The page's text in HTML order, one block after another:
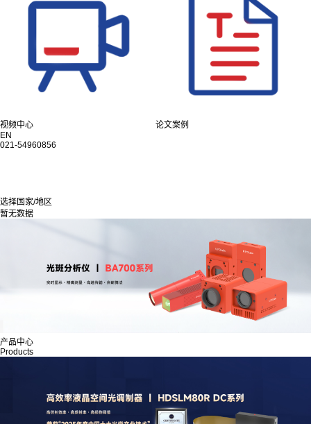
视频中心
论文案例
EN
021-54960856
选择国家/地区
暂无数据
产品中心
Products